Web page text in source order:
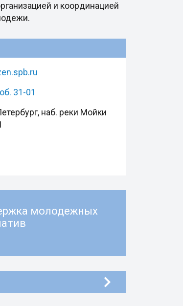
и координацией
31-01
наб. реки Мойки
молодежных